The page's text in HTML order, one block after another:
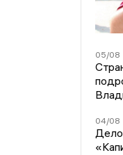
05/08
04/08